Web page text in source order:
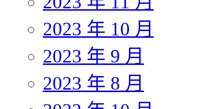
2023 年 10 月
2023 年 9 月
2023 年 8 月